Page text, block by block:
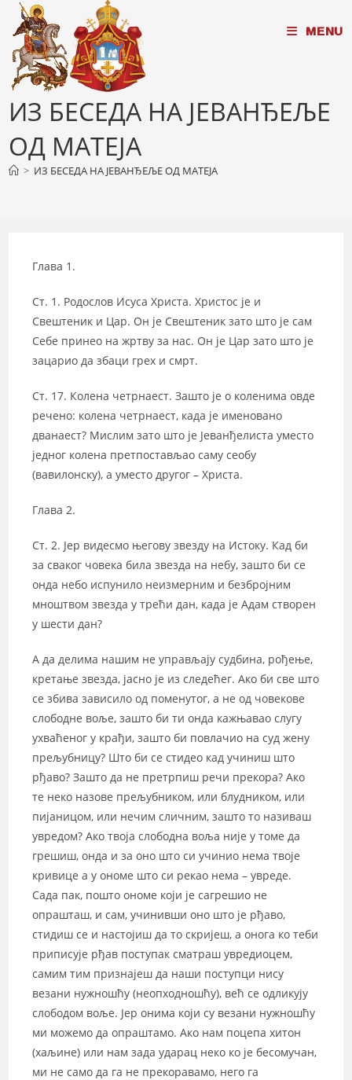
Skip
content
MENU
ИЗ БЕСЕДА НА ЈЕВАНЂЕЉЕ
ОД МАТЕЈА
> ИЗ БЕСЕДА НА ЈЕВАНЂЕЉЕ ОД МАТЕЈА
Глава 1.
Ст. 1. Родослов Исуса Христа. Христос је и
Свештеник и Цар. Он је Свештеник зато што је сам
Себе принео на жртву за нас. Он је Цар зато што је
зацарио да збаци грех и смрт.
Ст. 17. Колена четрнаест. Зашто је о коленима овде
речено: колена четрнаест, када је именовано
дванаест? Мислим зато што је Јеванђелиста уместо
једног колена претпостављао саму сеобу
(вавилонску), а уместо другог – Христа.
Глава 2.
Ст. 2. Јер видесмо његову звезду на Истоку. Кад би
за сваког човека била звезда на небу, зашто би се
онда небо испунило неизмерним и безбројним
мноштвом звезда у трећи дан, када је Адам створен
у шести дан?
А да делима нашим не управљају судбина, рођење,
кретање звезда, јасно је из следећег. Ако би све што
се збива зависило од поменутог, а не од човекове
слободне воље, зашто би ти онда кажњавао слугу
ухваћеног у крађи, зашто би повлачио на суд жену
прељубницу? Што би се стидео кад учиниш што
рђаво? Зашто да не претрпиш речи прекора? Ако
те неко назове прељубником, или блудником, или
пијаницом, или нечим сличним, зашто то називаш
увредом? Ако твоја слободна воља није у томе да
грешиш, онда и за оно што си учинио нема твоје
кривице а у ономе што си рекао нема – увреде.
Сада пак, пошто ономе који је сагрешио не
опрашташ, и сам, учинивши оно што је рђаво,
стидиш се и настојиш да то скријеш, а онога ко теби
приписује рђав поступак сматраш увредиоцем,
самим тим признајеш да наши поступци нису
везани нужношћу (неопходношћу), већ се одликују
слободом воље. Јер онима који су везани нужношћу
ми можемо да опраштамо. Ако нам поцепа хитон
(хаљине) или нам зада ударац неко ко је бесомучан,
ми не само да га не прекоравамо, него га